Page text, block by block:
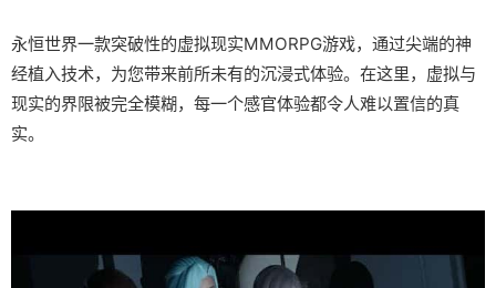
永恒世界一款突破性的虚拟现实MMORPG游戏，通过尖端的神
经植入技术，为您带来前所未有的沉浸式体验。在这里，虚拟与
现实的界限被完全模糊，每一个感官体验都令人难以置信的真
实。